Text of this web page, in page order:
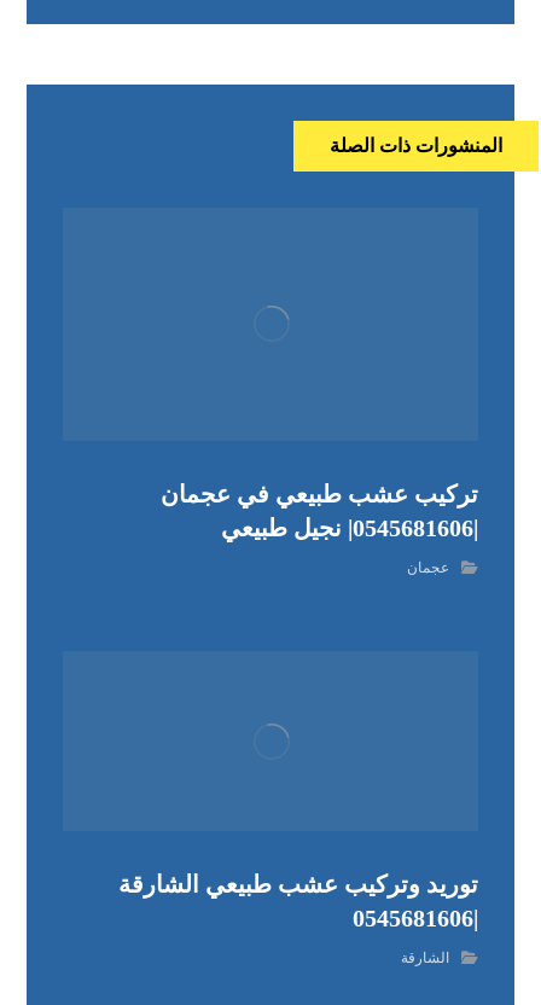
المنشورات ذات الصلة
تركيب عشب طبيعي في عجمان
|0545681606| نجيل طبيعي
عجمان
توريد وتركيب عشب طبيعي الشارقة
|0545681606
الشارقة